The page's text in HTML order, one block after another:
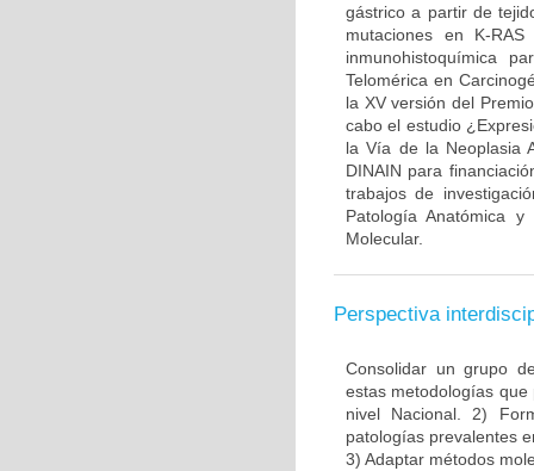
gástrico a partir de
mutaciones en K-
inmunohistoquímica
Telomérica en
la XV versión del
cabo el estudio
la Vía de la Neoplasia
DINAIN para
trabajos de
Patología Anatómica
Molecular.
Perspectiva
Consolidar un grupo
estas metodologías
nivel Nacional. 2)
patologías prevalentes
3) Adaptar métodos